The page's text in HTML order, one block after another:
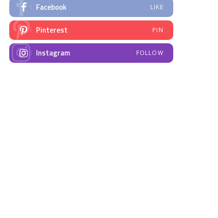
Facebook LIKE
Pinterest PIN
Instagram FOLLOW